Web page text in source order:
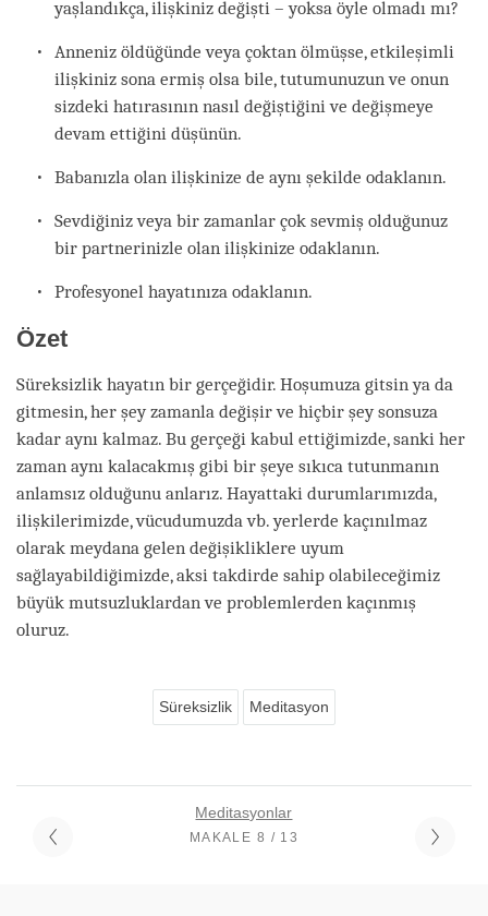
yaşlandıkça, ilişkiniz değişti – yoksa öyle olmadı mı?
Anneniz öldüğünde veya çoktan ölmüşse, etkileşimli
ilişkiniz sona ermiş olsa bile, tutumunuzun ve onun
sizdeki hatırasının nasıl değiştiğini ve değişmeye
devam ettiğini düşünün.
Babanızla olan ilişkinize de aynı şekilde odaklanın.
Sevdiğiniz veya bir zamanlar çok sevmiş olduğunuz
bir partnerinizle olan ilişkinize odaklanın.
Profesyonel hayatınıza odaklanın.
Özet
Süreksizlik hayatın bir gerçeğidir. Hoşumuza gitsin ya da
gitmesin, her şey zamanla değişir ve hiçbir şey sonsuza
kadar aynı kalmaz. Bu gerçeği kabul ettiğimizde, sanki her
zaman aynı kalacakmış gibi bir şeye sıkıca tutunmanın
anlamsız olduğunu anlarız. Hayattaki durumlarımızda,
ilişkilerimizde, vücudumuzda vb. yerlerde kaçınılmaz
olarak meydana gelen değişikliklere uyum
sağlayabildiğimizde, aksi takdirde sahip olabileceğimiz
büyük mutsuzluklardan ve problemlerden kaçınmış
oluruz.
Süreksizlik Meditasyon
Meditasyonlar
MAKALE 8 / 13